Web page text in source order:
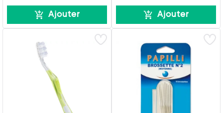
Ajouter Ajouter